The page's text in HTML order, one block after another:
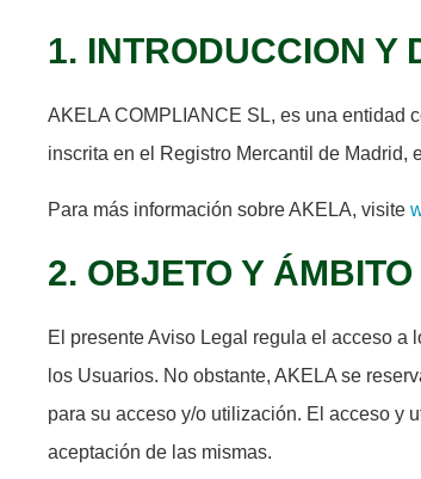
1. INTRODUCCION Y
AKELA COMPLIANCE SL, es una entidad
inscrita en el Registro Mercantil de Madrid,
Para más información sobre AKELA, visite
2. OBJETO Y
El presente Aviso Legal regula el acceso a
los Usuarios. No obstante, AKELA se
para su acceso y/o utilización. El acceso y
aceptación de las mismas.